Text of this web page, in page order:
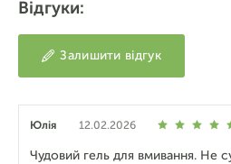
Відгуки:
Залишити відгук
Юлія 12.02.2026
Чудовий гель для вмивання. Не